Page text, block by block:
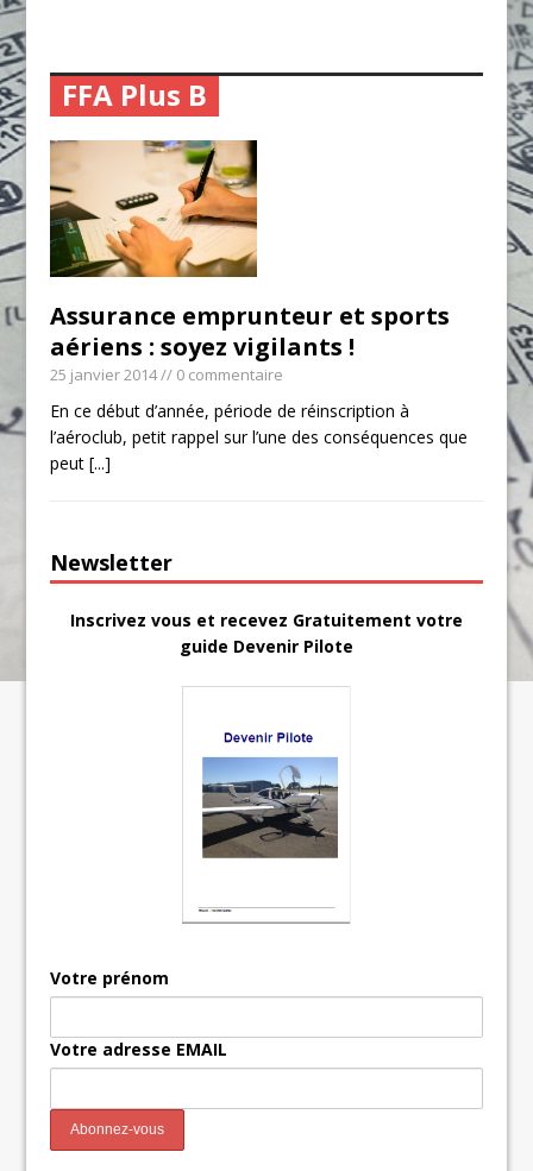
FFA Plus B
Assurance emprunteur et sports
aériens : soyez vigilants !
25 janvier 2014// 0 commentaire
En ce début d’année, période de réinscription à
l’aéroclub, petit rappel sur l’une des conséquences que
peut[...]
Newsletter
Inscrivez vous et recevez Gratuitement votre
guide Devenir Pilote
Votre prénom
Votre adresse EMAIL